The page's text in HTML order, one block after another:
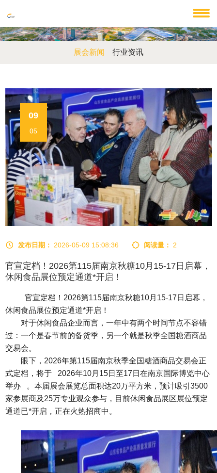
展会新闻 行业资讯
09
05
发布日期： 2026-05-09 15:08:36 阅读量： 2
官宣定档！2026第115届南京秋糖10月15-17日启幕，
休闲食品展位预定通道*开启！
官宣定档！2026第115届南京秋糖10月15-17日启幕，
休闲食品展位预定通道*开启！
对于休闲食品企业而言，一年中有两个时间节点不容错
过：一个是春节前的备货季，另一个就是秋季全国糖酒商品
交易会。
眼下，2026年第115届南京秋季全国糖酒商品交易会正
式定档，将于 2026年10月15日至17日在南京国际博览中心
举办 。本届展会展览总面积达20万平方米，预计吸引3500
家参展商及25万专业观众参与，目前休闲食品展区展位预定
通道已*开启，正在火热招商中。